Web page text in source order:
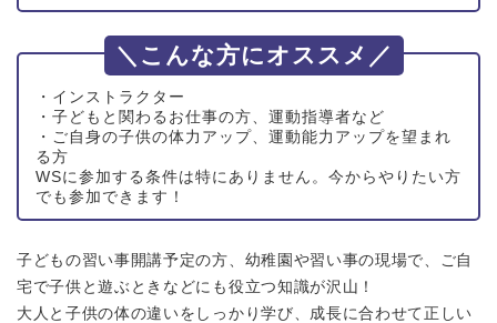
＼こんな方にオススメ／
・インストラクター
・子どもと関わるお仕事の方、運動指導者など
・ご自身の子供の体力アップ、運動能力アップを望まれ
る方
WSに参加する条件は特にありません。今からやりたい方
でも参加できます！
子どもの習い事開講予定の方、幼稚園や習い事の現場で、ご自
宅で子供と遊ぶときなどにも役立つ知識が沢山！
大人と子供の体の違いをしっかり学び、成長に合わせて正しい